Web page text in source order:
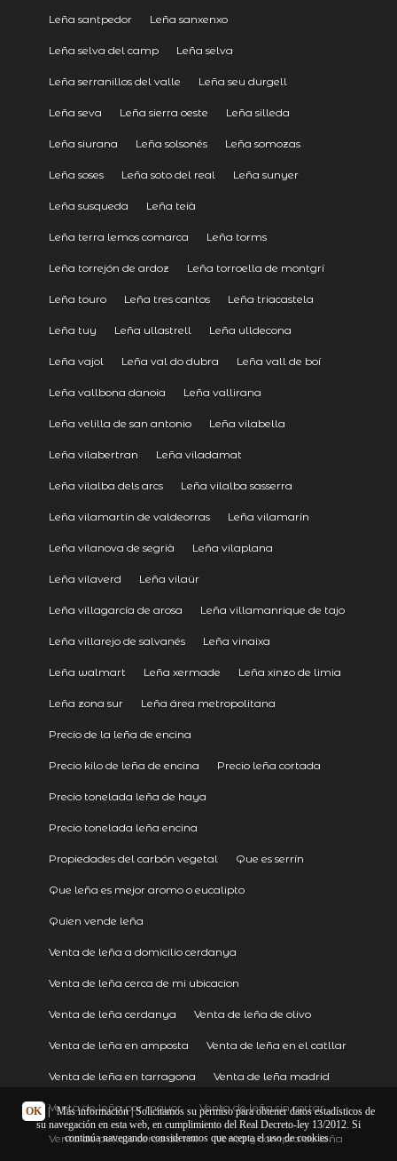
Leña santpedor Leña sanxenxo
Leña selva del camp Leña selva
Leña serranillos del valle Leña seu durgell
Leña seva Leña sierra oeste Leña silleda
Leña siurana Leña solsonés Leña somozas
Leña soses Leña soto del real Leña sunyer
Leña susqueda Leña teià
Leña terra lemos comarca Leña torms
Leña torrejón de ardoz Leña torroella de montgrí
Leña touro Leña tres cantos Leña triacastela
Leña tuy Leña ullastrell Leña ulldecona
Leña vajol Leña val do dubra Leña vall de boí
Leña vallbona danoia Leña vallirana
Leña velilla de san antonio Leña vilabella
Leña vilabertran Leña viladamat
Leña vilalba dels arcs Leña vilalba sasserra
Leña vilamartín de valdeorras Leña vilamarín
Leña vilanova de segrià Leña vilaplana
Leña vilaverd Leña vilaür
Leña villagarcía de arosa Leña villamanrique de tajo
Leña villarejo de salvanés Leña vinaixa
Leña walmart Leña xermade Leña xinzo de limia
Leña zona sur Leña área metropolitana
Precio de la leña de encina
Precio kilo de leña de encina Precio leña cortada
Precio tonelada leña de haya
Precio tonelada leña encina
Propiedades del carbón vegetal Que es serrín
Que leña es mejor aromo o eucalipto
Quien vende leña
Venta de leña a domicilio cerdanya
Venta de leña cerca de mi ubicacion
Venta de leña cerdanya Venta de leña de olivo
Venta de leña en amposta Venta de leña en el catllar
Venta de leña en tarragona Venta de leña madrid
Venta de leña por mayor Venta de leña sin cortar
Venta de pellets cerca de mi Venta y compra de leña
OK | Más información| Solicitamos su permiso para obtener datos estadísticos de
su navegación en esta web, en cumplimiento del Real Decreto-ley 13/2012. Si
continúa navegando consideramos que acepta el uso de cookies.